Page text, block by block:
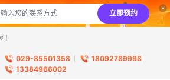
立即预约
029-85501358
18092789998
13384966002